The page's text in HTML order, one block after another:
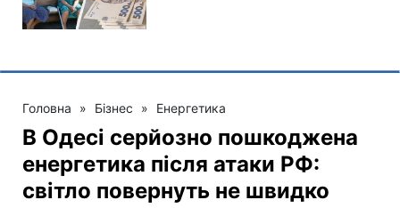
Головна » Бізнес » Енергетика
В Одесі серйозно пошкоджена
енергетика після атаки РФ:
світло повернуть не швидко